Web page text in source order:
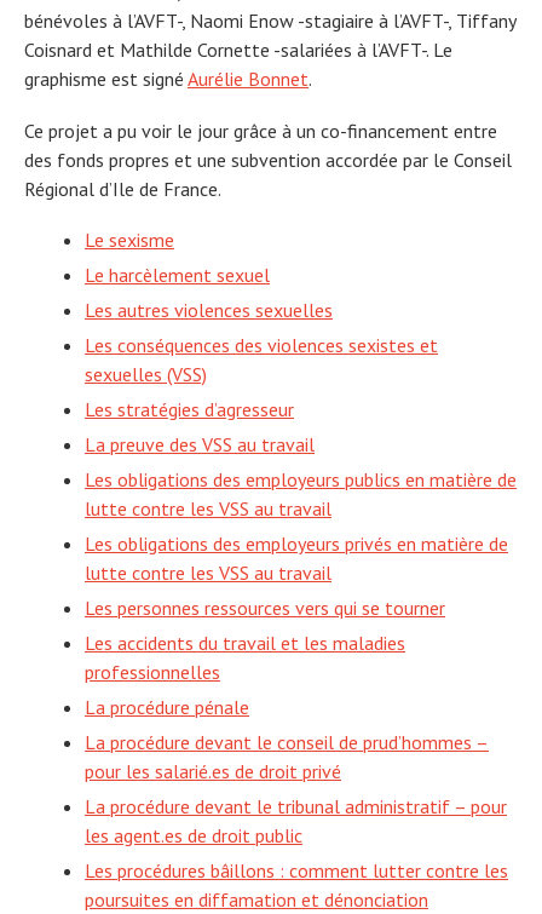
bénévoles à l’AVFT-, Naomi Enow -stagiaire à l’AVFT-, Tiffany
Coisnard et Mathilde Cornette -salariées à l’AVFT-. Le
graphisme est signé Aurélie Bonnet.
Ce projet a pu voir le jour grâce à un co-financement entre
des fonds propres et une subvention accordée par le Conseil
Régional d’Ile de France.
Le sexisme
Le harcèlement sexuel
Les autres violences sexuelles
Les conséquences des violences sexistes et
sexuelles (VSS)
Les stratégies d’agresseur
La preuve des VSS au travail
Les obligations des employeurs publics en matière de
lutte contre les VSS au travail
Les obligations des employeurs privés en matière de
lutte contre les VSS au travail
Les personnes ressources vers qui se tourner
Les accidents du travail et les maladies
professionnelles
La procédure pénale
La procédure devant le conseil de prud’hommes –
pour les salarié.es de droit privé
La procédure devant le tribunal administratif – pour
les agent.es de droit public
Les procédures bâillons : comment lutter contre les
poursuites en diffamation et dénonciation